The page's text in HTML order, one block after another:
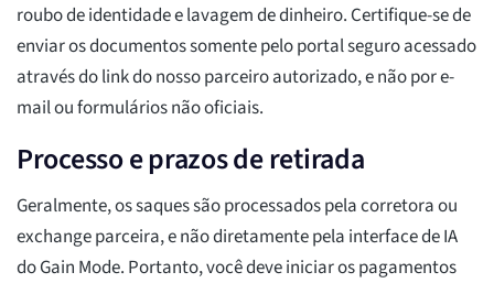
roubo de identidade e lavagem de dinheiro. Certifique-se de
enviar os documentos somente pelo portal seguro acessado
através do link do nosso parceiro autorizado, e não por e-
mail ou formulários não oficiais.
Processo e prazos de retirada
Geralmente, os saques são processados pela corretora ou
exchange parceira, e não diretamente pela interface de IA
do Gain Mode. Portanto, você deve iniciar os pagamentos